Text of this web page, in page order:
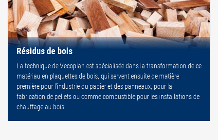
Résidus de bois
La technique de Vecoplan est spécialisée dans la transformation de ce
matériau en plaquettes de bois, qui servent ensuite de matière
première pour l’industrie du papier et des panneaux, pour la
fabrication de pellets ou comme combustible pour les installations de
chauffage au bois.